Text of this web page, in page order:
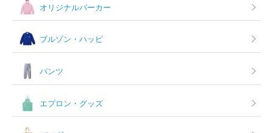
オリジナルパーカー
ブルゾン・ハッピ
パンツ
エプロン・グッズ